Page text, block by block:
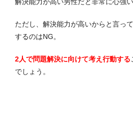
解決能力が高い男性だと非常に心強い
ただし、解決能力が高いからと言っ
するのはNG。
2人で問題解決に向けて考え行動する
でしょう。